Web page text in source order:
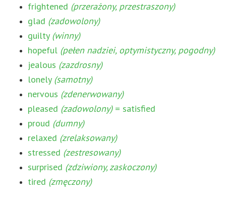
frightened (przerażony, przestraszony)
glad (zadowolony)
guilty (winny)
hopeful (pełen nadziei, optymistyczny, pogodny)
jealous (zazdrosny)
lonely (samotny)
nervous (zdenerwowany)
pleased (zadowolony)= satisfied
proud (dumny)
relaxed (zrelaksowany)
stressed (zestresowany)
surprised (zdziwiony, zaskoczony)
tired (zmęczony)